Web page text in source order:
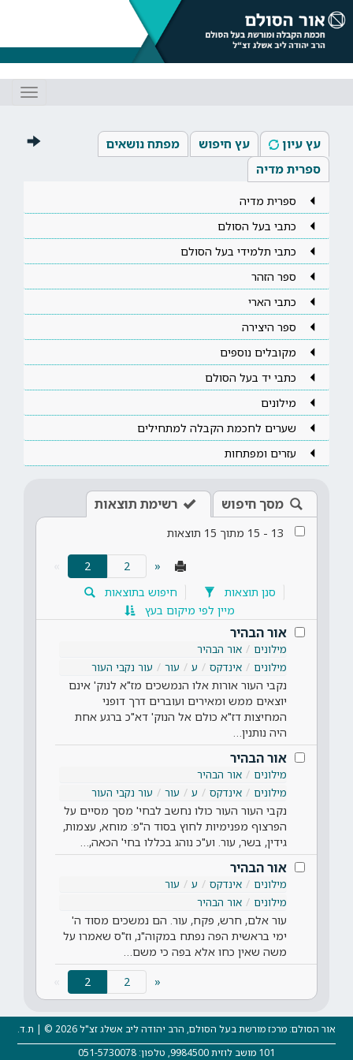
עץ עיון עץ חיפוש
מפתח נושאים
ספרית מדיה
ספרית מדיה
כתבי בעל הסולם
כתבי תלמידי בעל הסולם
ספר הזהר
כתבי הארי
ספר היצירה
מקובלים נוספים
כתבי יד בעל הסולם
מילונים
שערים לחכמת הקבלה למתחילים
עזרים ומפתחות
מסך חיפוש רשימת תוצאות
13
-
15 מתוך 15 תוצאות
«
2
סנן תוצאות
חיפוש בתוצאות
מיין לפי מיקום בעץ
אור הבהיר
מילונים
אור הבהיר
מילונים
אינדקס ע עור עור נקבי העור
נקבי העור אורות אלו הנמשכים מז"א לנוק' אינם
יוצאים ממש ומאירים ועוברים דרך דופני
המחיצות דז"א כולם אל הנוק' דא"כ ברגע אחת
היה נותנין…
אור הבהיר
מילונים
אור הבהיר
מילונים
אינדקס ע עור עור נקבי העור
נקבי העור העור כולו נחשב לבחי' מסך מסיים על
הפרצוף מפנימיות לחוץ בסוד ה"פ: מוחא, עצמות,
גידין, בשר, עור. וע"כ נוהג בכללו בחי' הכאה,…
אור הבהיר
מילונים אינדקס ע
עור
מילונים
אור הבהיר
עור אלם, חרש, פקח, עור. הם נמשכים מסוד ה'
ימי בראשית הפה נפתח במקוה"נ, וז"ס שאמרו על
משה שאין כחו אלא בפה כי משם…
«
2
אור הסולם: מרכז מורשת בעל הסולם, הרב יהודה ליב אשלג זצ"ל 2026 © | ת.ד.
101 מושב לוזית 9984500, טלפון: 051-5730078